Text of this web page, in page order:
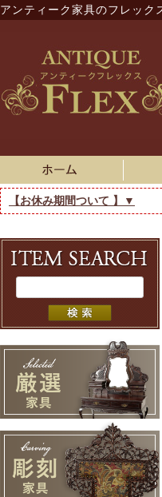
アンティーク家具のフレック
【お休み期間ついて 】▼